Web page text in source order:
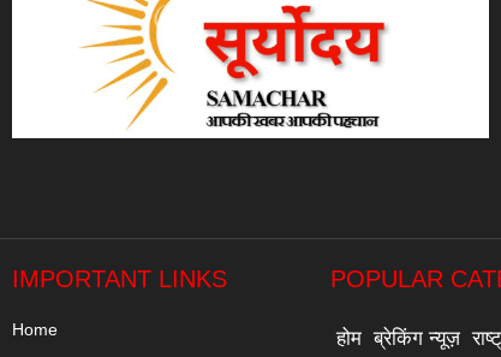
IMPORTANT LINKS
Home
POPULAR
होम ब्रेकिंग न्यूज़